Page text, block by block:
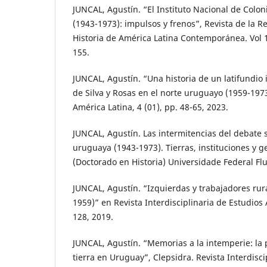
JUNCAL, Agustín. “El Instituto Nacional de
(1943-1973): impulsos y frenos”, Revista de la
Historia de América Latina Contemporánea. Vol
155.
JUNCAL, Agustín. “Una historia de un
de Silva y Rosas en el norte uruguayo (1959-
América Latina, 4 (01), pp. 48-65, 2023.
JUNCAL, Agustín. Las intermitencias del
uruguaya (1943-1973). Tierras, instituciones y
(Doctorado en Historia) Universidade Federal
JUNCAL, Agustín. “Izquierdas y trabajadores
1959)” en Revista Interdisciplinaria de Estudios
128, 2019.
JUNCAL, Agustín. “Memorias a la intemperie:
tierra en Uruguay”, Clepsidra. Revista